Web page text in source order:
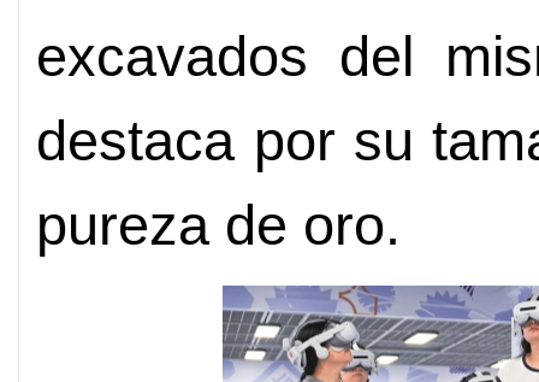
excavados del
destaca por su
pureza de oro.